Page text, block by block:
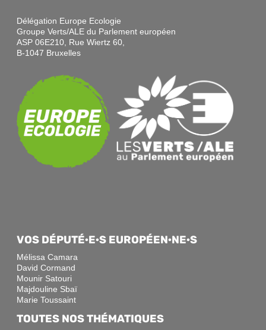
Délégation Europe Ecologie
Groupe Verts/ALE du Parlement européen
ASP 06E210, Rue Wiertz 60,
B-1047 Bruxelles
VOS DÉPUTÉ·E·S EUROPÉEN·NE·S
Mélissa Camara
David Cormand
Mounir Satouri
Majdouline Sbaï
Marie Toussaint
TOUTES NOS THÉMATIQUES